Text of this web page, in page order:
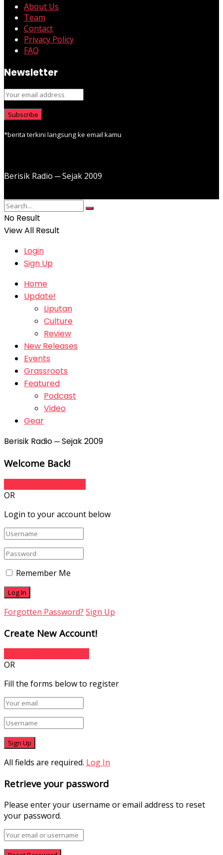
About Us
Team
Contact
Privacy Policy
FAQ
Newsletter
*berita terkini langsung ke email kamu
Berisik Radio ─ Sejak 2009
No Result
View All Result
Login
Sign Up
Home
Update!
Liputan
Culture
Review
New Releases
Events
Grassroots
Featured
Podcast
Video
Gear
Berisik Radio ─ Sejak 2009
Welcome Back!
OR
Login to your account below
Remember Me
Forgotten Password? Sign Up
Create New Account!
OR
Fill the forms below to register
All fields are required. Log In
Retrieve your password
Please enter your username or email address to reset
your password.